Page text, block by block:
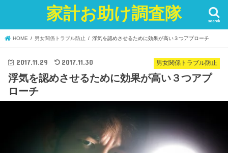
家計お助け調査隊 search
HOME 男女関係トラブル防止 浮気を認めさせるために効果が高い３つアプローチ
男女関係トラブル防止
2017.11.29 2017.11.30
浮気を認めさせるために効果が高い３つアプ
ローチ